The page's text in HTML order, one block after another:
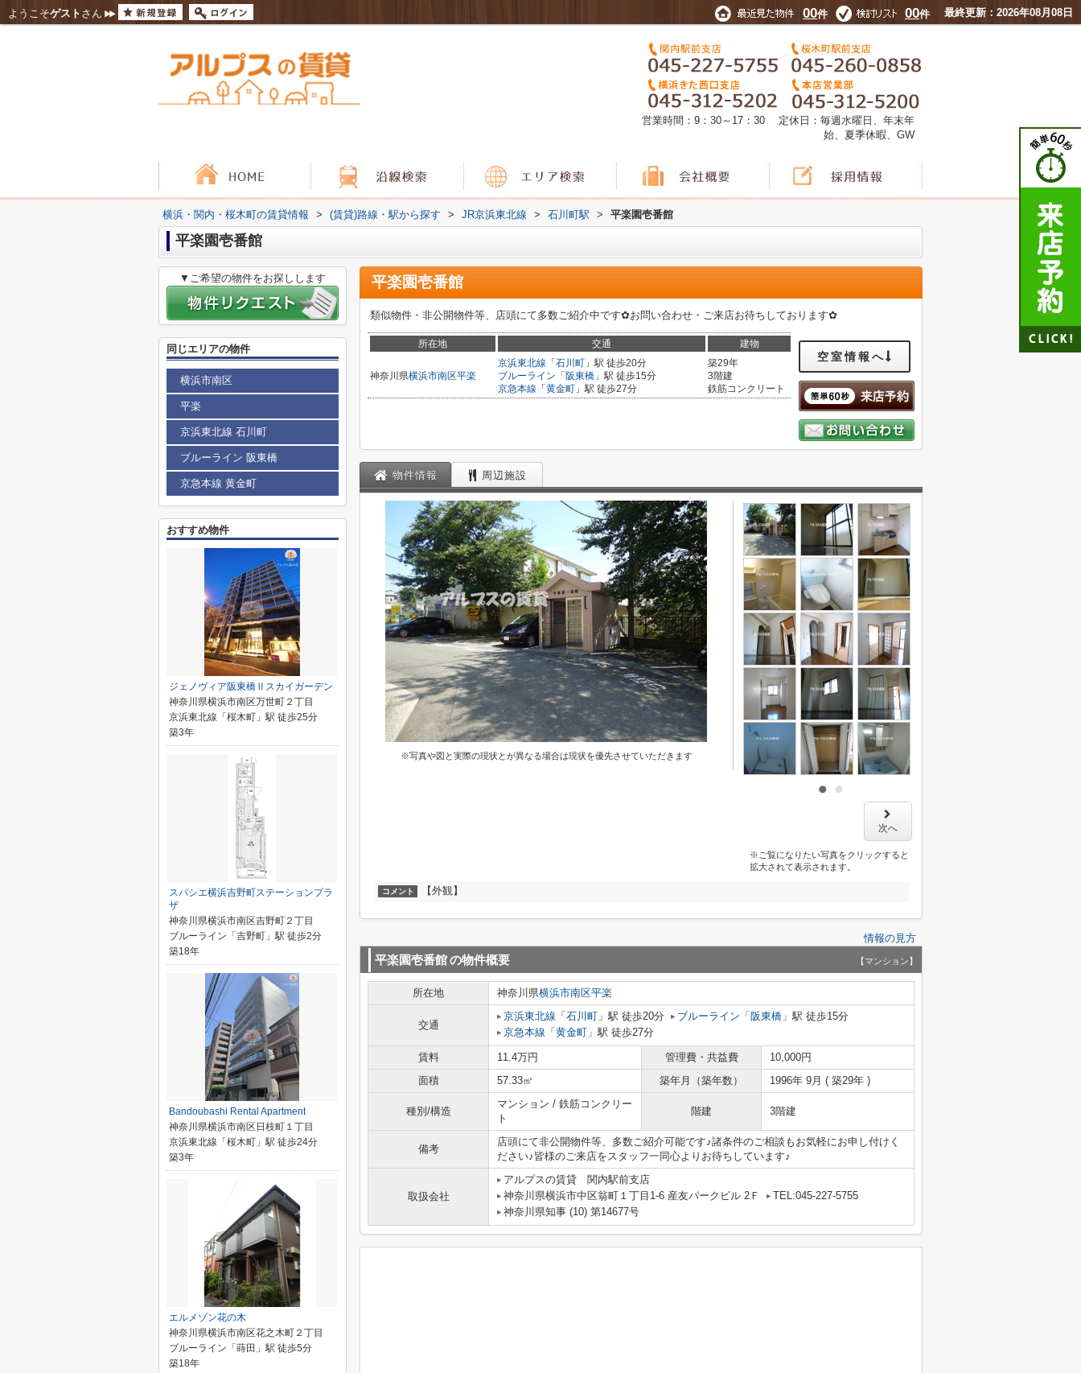
ようこそゲスト さん 00件 00件 最終更新：2026年08月08日
営業時間：9：30～17：30 定休日：毎週水曜日、年末年
始、夏季休暇、GW
横浜・関内・桜木町の賃貸情報 > (賃貸)路線・駅から探す > JR京浜東北線 > 石川町駅 > 平楽園壱番館
平楽園壱番館
平楽園壱番館
類似物件・非公開物件等、店頭にて多数ご紹介中です✿お問い合わせ・ご来店お待ちしております✿
所在地 交通 建物
神奈川県横浜市南区平楽
京浜東北線 「 石川町 」駅 徒歩20分
ブルーライン 「 阪東橋 」駅 徒歩15分
京急本線 「 黄金町 」駅 徒歩27分
築29年
3階建
鉄筋コンクリート
空室情報へ
物件情報 周辺施設
※写真や図と実際の現状とが異なる場合は現状を優先させていただきます
次へ
※ご覧になりたい写真をクリックすると
拡大されて表示されます。
コメント 【外観】
情報の見方
平楽園壱番館の物件概要 【マンション】
所在地 神奈川県横浜市南区平楽
交通
京浜東北線 「 石川町 」駅 徒歩20分 ブルーライン 「 阪東橋 」駅 徒歩15分
京急本線 「 黄金町 」駅 徒歩27分
賃料 11.4万円 管理費・共益費
10,000円
面積
57.33㎡ 築年月（築年数） 1996年 9月 ( 築29年 )
種別/構造
マンション / 鉄筋コンクリー
ト
階建 3階建
備考
店頭にて非公開物件等、多数ご紹介可能です♪諸条件のご相談もお気軽にお申し付けく
ださい♪皆様のご来店をスタッフ一同心よりお待ちしています♪
取扱会社
アルプスの賃貸 関内駅前支店
神奈川県横浜市中区翁町１丁目1-6 産友パークビル 2Ｆ
TEL:045-227-5755
神奈川県知事 (10) 第14677号
▼ご希望の物件をお探しします
同じエリアの物件
横浜市南区
平楽
京浜東北線 石川町
ブルーライン 阪東橋
京急本線 黄金町
おすすめ物件
ジェノヴィア阪東橋Ⅱスカイガーデン
神奈川県横浜市南区万世町２丁目
京浜東北線「桜木町」駅 徒歩25分
築3年
スパシエ横浜吉野町ステーションプラ
ザ
神奈川県横浜市南区吉野町２丁目
ブルーライン「吉野町」駅 徒歩2分
築18年
Bandoubashi Rental Apartment
神奈川県横浜市南区日枝町１丁目
京浜東北線「桜木町」駅 徒歩24分
築3年
エルメゾン花の木
神奈川県横浜市南区花之木町２丁目
ブルーライン「蒔田」駅 徒歩5分
築18年